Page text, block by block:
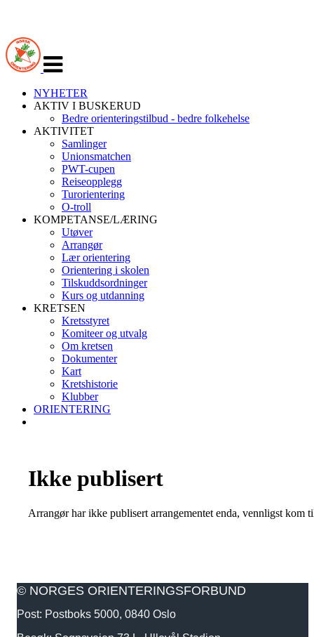
navigasjon
NYHETER
AKTIV I BUSKERUD
Bedre orienteringstilbud - bedre folkehelse
AKTIVITET
Samlinger
Unionsmatchen
PWT-cupen
Reiseopplegg
Turorientering
O-troll
KOMPETANSE/LÆRING
Utøver
Arrangør
Lær orientering
Orientering i skolen
Tilskuddsordninger
Kurs og utdanning
KRETSEN
Kretsstyret
Komiteer og utvalg
Om kretsen
Dokumenter
Kart
Kretshistorie
Klubber
ORIENTERING
Ikke publisert
Arrangør har ikke publisert arrangementet enda, vennligst kom
© NORGES ORIENTERINGSFORBUND
Post: Postboks 5000, 0840 Oslo